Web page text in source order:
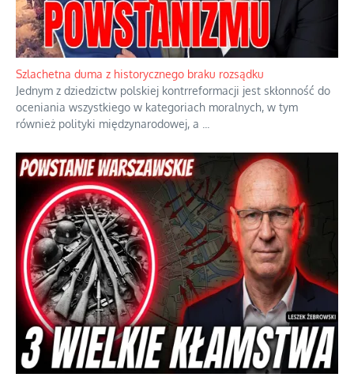
Szlachetna duma z historycznego braku rozsądku
Jednym z dziedzictw polskiej kontrreformacji jest skłonność do
oceniania wszystkiego w kategoriach moralnych, w tym
również polityki międzynarodowej, a